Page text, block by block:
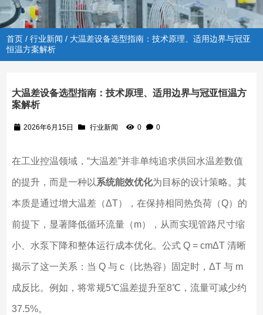
首页 /行业新闻 / 大温差设备选型指南：技术原理、适用边界与冠亚
恒温方案解析
大温差设备选型指南：技术原理、适用边界与冠亚恒温方
案解析
2026年6月15日 行业新闻 0 0
在工业控温领域，“大温差”并非单纯追求供回水温差数值
的提升，而是一种以系统能效优化为目标的设计策略。其
本质是通过增大温差（ΔT），在保持相同热负荷（Q）的
前提下，显著降低循环流量（m），从而实现管路尺寸缩
小、水泵下降和整体运行成本优化。公式 Q = cmΔT 清晰
揭示了这一关系：当 Q 与 c（比热容）固定时，ΔT 与 m
成反比。例如，将常规5℃温差提升至8℃，流量可减少约
37.5%。